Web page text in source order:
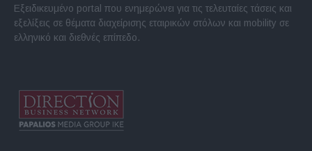
Εξειδικευμένο portal που ενημερώνει για τις τελευταίες τάσεις και
εξελίξεις σε θέματα διαχείρισης εταιρικών στόλων και mobility σε
ελληνικό και διεθνές επίπεδο.